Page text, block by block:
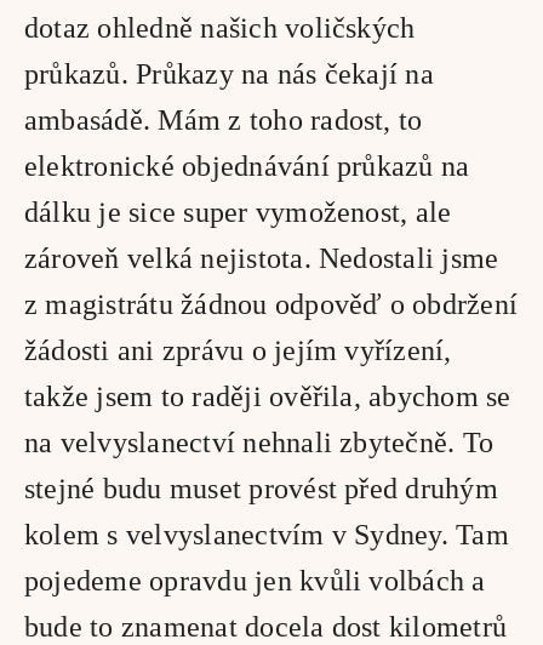
dotaz ohledně našich voličských
průkazů. Průkazy na nás čekají na
ambasádě. Mám z toho radost, to
elektronické objednávání průkazů na
dálku je sice super vymoženost, ale
zároveň velká nejistota. Nedostali jsme
z magistrátu žádnou odpověď o obdržení
žádosti ani zprávu o jejím vyřízení,
takže jsem to raději ověřila, abychom se
na velvyslanectví nehnali zbytečně. To
stejné budu muset provést před druhým
kolem s velvyslanectvím v Sydney. Tam
pojedeme opravdu jen kvůli volbách a
bude to znamenat docela dost kilometrů